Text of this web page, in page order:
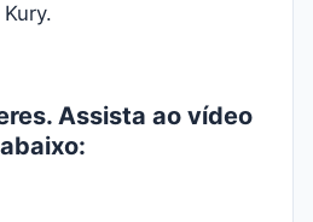
Assista ao vídeo
abaixo: